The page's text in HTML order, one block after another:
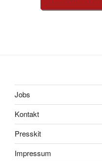
Jobs
Kontakt
Presskit
Impressum